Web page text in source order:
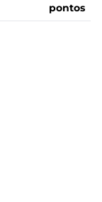
pontos